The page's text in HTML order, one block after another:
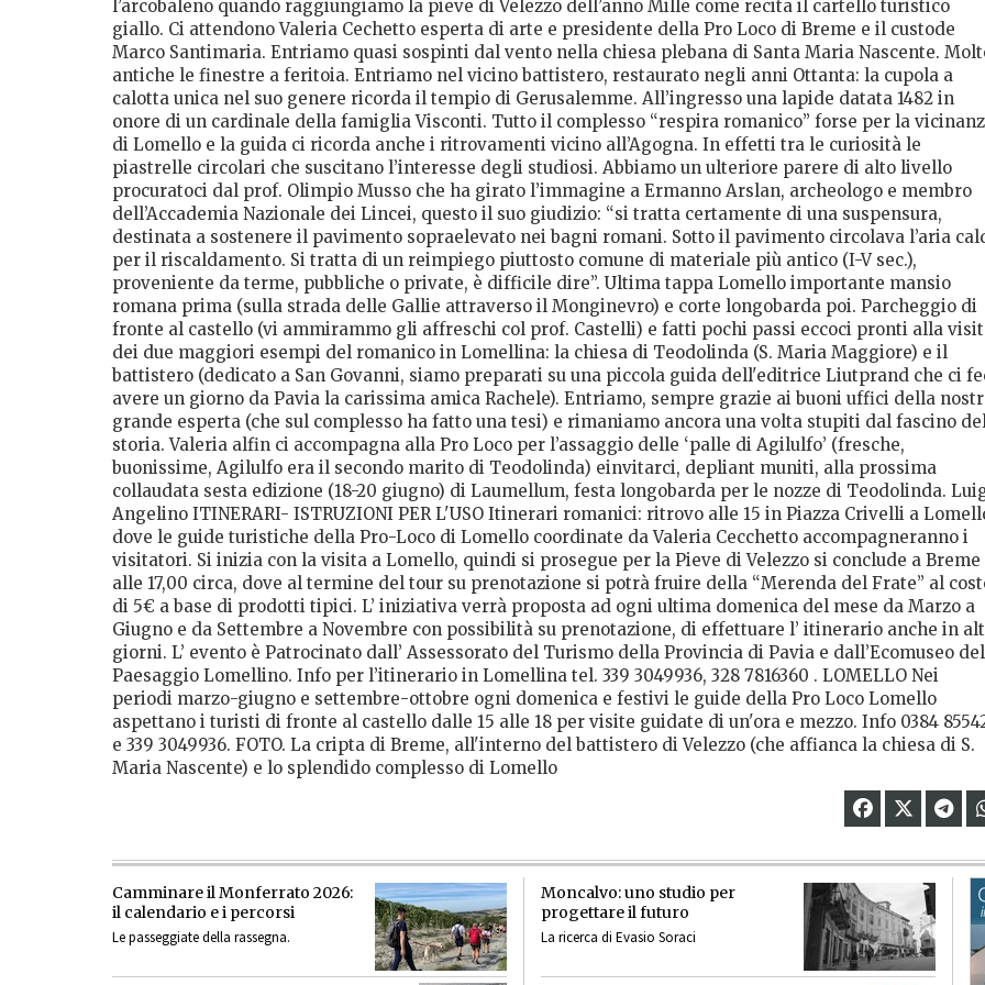
l’arcobaleno quando raggiungiamo la pieve di Velezzo dell’anno Mille come recita il cartello turistico
giallo. Ci attendono Valeria Cechetto esperta di arte e presidente della Pro Loco di Breme e il custode
Marco Santimaria. Entriamo quasi sospinti dal vento nella chiesa plebana di Santa Maria Nascente.
antiche le finestre a feritoia. Entriamo nel vicino battistero, restaurato negli anni Ottanta: la cupola a
calotta unica nel suo genere ricorda il tempio di Gerusalemme. All’ingresso una lapide datata 1482 in
onore di un cardinale della famiglia Visconti. Tutto il complesso “respira romanico” forse per la
di Lomello e la guida ci ricorda anche i ritrovamenti vicino all’Agogna. In effetti tra le curiosità le
piastrelle circolari che suscitano l’interesse degli studiosi. Abbiamo un ulteriore parere di alto livello
procuratoci dal prof. Olimpio Musso che ha girato l’immagine a Ermanno Arslan, archeologo e membro
dell’Accademia Nazionale dei Lincei, questo il suo giudizio: “si tratta certamente di una suspensura,
destinata a sostenere il pavimento sopraelevato nei bagni romani. Sotto il pavimento circolava l’aria
per il riscaldamento. Si tratta di un reimpiego piuttosto comune di materiale più antico (I-V sec.),
proveniente da terme, pubbliche o private, è difficile dire”. Ultima tappa Lomello importante mansio
romana prima (sulla strada delle Gallie attraverso il Monginevro) e corte longobarda poi. Parcheggio di
fronte al castello (vi ammirammo gli affreschi col prof. Castelli) e fatti pochi passi eccoci pronti alla
dei due maggiori esempi del romanico in Lomellina: la chiesa di Teodolinda (S. Maria Maggiore) e il
battistero (dedicato a San Govanni, siamo preparati su una piccola guida dell'editrice Liutprand che ci
avere un giorno da Pavia la carissima amica Rachele). Entriamo, sempre grazie ai buoni uffici della
grande esperta (che sul complesso ha fatto una tesi) e rimaniamo ancora una volta stupiti dal fascino
storia. Valeria alfin ci accompagna alla Pro Loco per l’assaggio delle ‘palle di Agilulfo’ (fresche,
buonissime, Agilulfo era il secondo marito di Teodolinda) einvitarci, depliant muniti, alla prossima
collaudata sesta edizione (18-20 giugno) di Laumellum, festa longobarda per le nozze di Teodolinda.
Angelino ITINERARI- ISTRUZIONI PER L'USO Itinerari romanici: ritrovo alle 15 in Piazza Crivelli a
dove le guide turistiche della Pro-Loco di Lomello coordinate da Valeria Cecchetto accompagneranno i
visitatori. Si inizia con la visita a Lomello, quindi si prosegue per la Pieve di Velezzo si conclude a Breme
alle 17,00 circa, dove al termine del tour su prenotazione si potrà fruire della “Merenda del Frate” al
di 5€ a base di prodotti tipici. L’ iniziativa verrà proposta ad ogni ultima domenica del mese da Marzo a
Giugno e da Settembre a Novembre con possibilità su prenotazione, di effettuare l’ itinerario anche in
giorni. L’ evento è Patrocinato dall’ Assessorato del Turismo della Provincia di Pavia e dall’Ecomuseo del
Paesaggio Lomellino. Info per l’itinerario in Lomellina tel. 339 3049936, 328 7816360 . LOMELLO Nei
periodi marzo-giugno e settembre-ottobre ogni domenica e festivi le guide della Pro Loco Lomello
aspettano i turisti di fronte al castello dalle 15 alle 18 per visite guidate di un'ora e mezzo. Info 0384
e 339 3049936. FOTO. La cripta di Breme, all'interno del battistero di Velezzo (che affianca la chiesa di S.
Maria Nascente) e lo splendido complesso di Lomello
Camminare il Monferrato 2026:
il calendario e i percorsi
Le passeggiate della rassegna.
Moncalvo: uno studio per
progettare il futuro
La ricerca di Evasio Soraci